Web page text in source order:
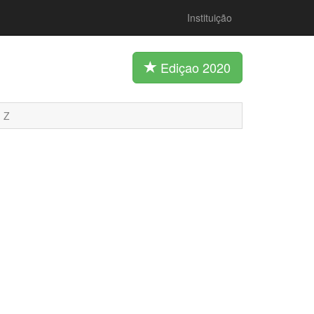
Instituição
Ediçao 2020
Z